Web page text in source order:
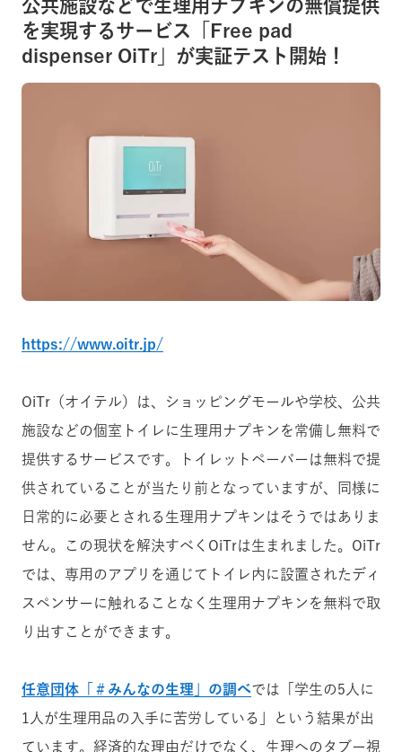
公共施設などで生理用ナプキンの無償提供
を実現するサービス「Free pad
dispenser OiTr」が実証テスト開始！
https://www.oitr.jp/
OiTr（オイテル）は、ショッピングモールや学校、公共
施設などの個室トイレに生理用ナプキンを常備し無料で
提供するサービスです。トイレットペーパーは無料で提
供されていることが当たり前となっていますが、同様に
日常的に必要とされる生理用ナプキンはそうではありま
せん。この現状を解決すべくOiTrは生まれました。OiTr
では、専用のアプリを通じてトイレ内に設置されたディ
スペンサーに触れることなく生理用ナプキンを無料で取
り出すことができます。
任意団体「＃みんなの生理」の調べでは「学生の5人に
1人が生理用品の入手に苦労している」という結果が出
ています。経済的な理由だけでなく、生理へのタブー視